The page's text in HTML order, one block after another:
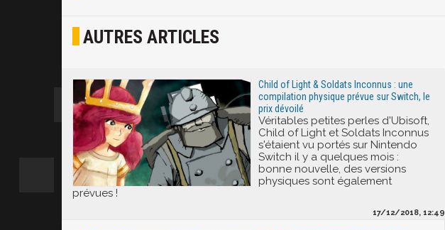
Joyeux
AUTRES ARTICLES
Child of Light & Soldats Inconnus : une
compilation physique prévue sur Switch, le
prix dévoilé
Véritables petites perles d'Ubisoft,
Child of Light et Soldats Inconnus
s'étaient vu portés sur Nintendo
Switch il y a quelques mois :
bonne nouvelle, des versions
physiques sont également
prévues !
17/12/2018, 12:49